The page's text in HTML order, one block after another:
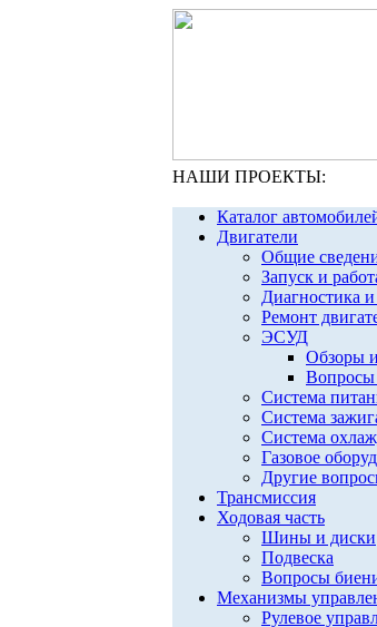
НАШИ ПРОЕКТЫ:
Каталог
Двигатели
Общие
Запуск и
Диагностика
Ремонт
ЭСУД
Обзоры
Вопросы
Система
Система
Система
Газовое
Другие
Трансмиссия
Ходовая часть
Шины и диски
Подвеска
Вопросы
Механизмы
Рулевое